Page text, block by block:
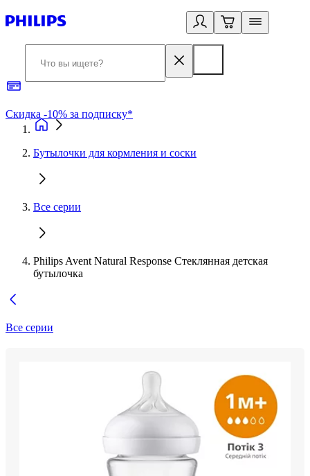
Скидка -10% за подписку*
Бутылочки для кормления и соски
Все серии
Philips Avent Natural Response Стеклянная детская
бутылочка
Все серии